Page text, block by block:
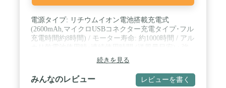
電源タイプ: リチウムイオン電池搭載充電式
(2600mAh,マイクロUSBコネクター充電タイプ･フル
充電時間約8時間) / モーター寿命: 約1000時間 / アル
約6時間 (約1.5L/分) , 弱 約24時間 (約0.7L/分) , オー
ト 約12時間 (約1.5L～0.7L/分) / ボディサイズ: 約
80×40×150mm / 自重: 約260g (ストーン除く) / 搭載
機能: 静音設計 , ローリングポンプ採用 , セラミック
続きを見る
みんなのレビュー レビューを書く